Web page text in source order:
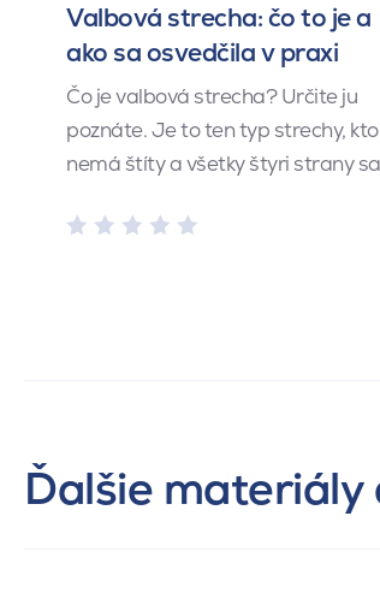
Valbová strecha: čo to je a
ako sa osvedčila v praxi
Čo je valbová strecha? Určite ju
poznáte. Je to ten typ strechy,
nemá štíty a všetky štyri strany
Ďalšie